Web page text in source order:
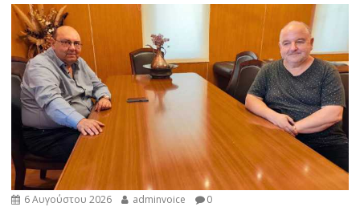
6 Αυγούστου 2026 adminvoice 0